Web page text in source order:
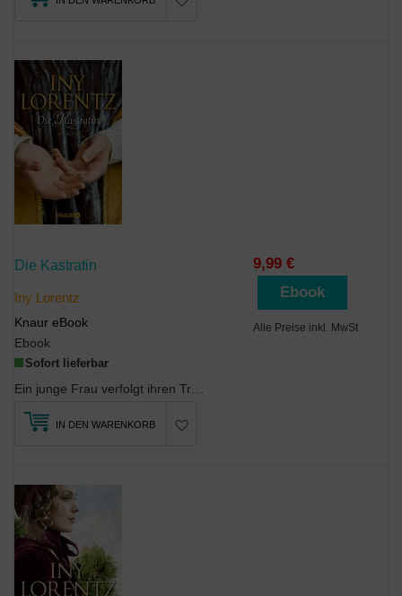
Die Kastratin
Iny Lorentz
Knaur eBook
Ebook
Sofort lieferbar
9,99 €
Ebook
Alle Preise inkl. MwSt
IN DEN WARENKORB